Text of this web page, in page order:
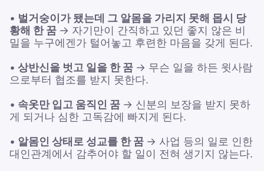
• 벌거숭이가 됐는데 그 알몸을 가리지 못해 몹시 당
황해 한 꿈 → 자기만이 간직하고 있던 좋지 않은 비
밀을 누구에겐가 털어놓고 후련한 마음을 갖게 된다.
• 상반신을 벗고 일을 한 꿈 → 무슨 일을 하든 윗사람
으로부터 협조를 받지 못한다.
• 속옷만 입고 움직인 꿈 → 신분의 보장을 받지 못하
게 되거나 심한 고독감에 빠지게 된다.
• 알몸인 상태로 성교를 한 꿈 → 사업 등의 일로 인한
대인관계에서 감추어야 할 일이 전혀 생기지 않는다.